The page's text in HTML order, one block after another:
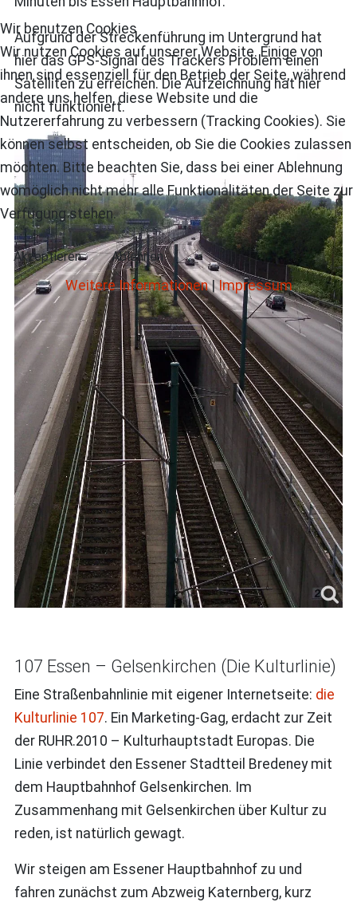
Aufgrund der Streckenführung im Untergrund hat
hier das GPS-Signal des Trackers Problem einen
Satelliten zu erreichen. Die Aufzeichnung hat hier
nicht funktioniert.
107 Essen – Gelsenkirchen (Die Kulturlinie)
Eine Straßenbahnlinie mit eigener Internetseite: die
Kulturlinie 107. Ein Marketing-Gag, erdacht zur Zeit
der RUHR.2010 – Kulturhauptstadt Europas. Die
Linie verbindet den Essener Stadtteil Bredeney mit
dem Hauptbahnhof Gelsenkirchen. Im
Zusammenhang mit Gelsenkirchen über Kultur zu
reden, ist natürlich gewagt.
Wir steigen am Essener Hauptbahnhof zu und
fahren zunächst zum Abzweig Katernberg, kurz
Wir benutzen Cookies
Wir nutzen Cookies auf unserer Website. Einige von
ihnen sind essenziell für den Betrieb der Seite, während
andere uns helfen, diese Website und die
Nutzererfahrung zu verbessern (Tracking Cookies). Sie
können selbst entscheiden, ob Sie die Cookies zulassen
möchten. Bitte beachten Sie, dass bei einer Ablehnung
womöglich nicht mehr alle Funktionalitäten der Seite zur
Verfügung stehen.
Akzeptieren Ablehnen
Weitere Informationen|Impressum